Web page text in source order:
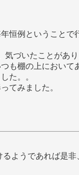
恒例ということ
づいたことがあり
も棚の上において
た。。
てみました。
ようであれば是